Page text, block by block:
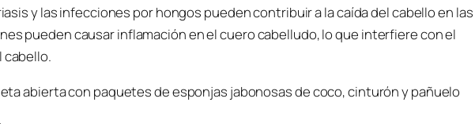
y las infecciones por hongos pueden contribuir a la caída del cabello en las
pueden causar inflamación en el cuero cabelludo, lo que interfiere con el
cabello.